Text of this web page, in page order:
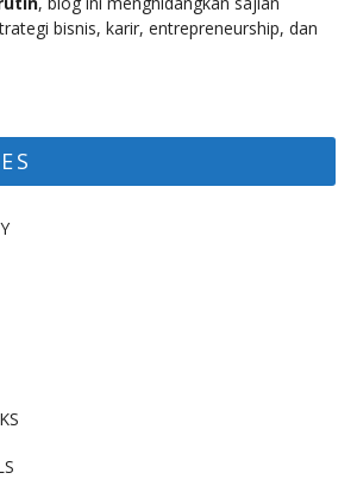
bisnis, karir, entrepreneurship, dan